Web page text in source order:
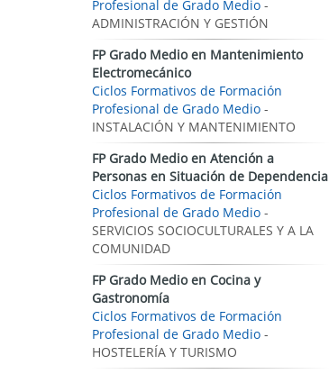
Profesional de Grado Medio -
ADMINISTRACIÓN Y GESTIÓN
FP Grado Medio en Mantenimiento
Electromecánico
Ciclos Formativos de Formación
Profesional de Grado Medio -
INSTALACIÓN Y MANTENIMIENTO
FP Grado Medio en Atención a
Personas en Situación de Dependencia
Ciclos Formativos de Formación
Profesional de Grado Medio -
SERVICIOS SOCIOCULTURALES Y A LA
COMUNIDAD
FP Grado Medio en Cocina y
Gastronomía
Ciclos Formativos de Formación
Profesional de Grado Medio -
HOSTELERÍA Y TURISMO